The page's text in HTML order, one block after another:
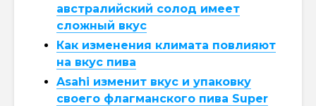
австралийский солод имеет
сложный вкус
Как изменения климата повлияют
на вкус пива
Asahi изменит вкус и упаковку
своего флагманского пива Super